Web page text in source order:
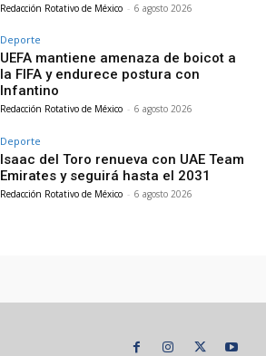
Redacción Rotativo de México - 6 agosto 2026
Deporte
UEFA mantiene amenaza de boicot a
la FIFA y endurece postura con
Infantino
Redacción Rotativo de México - 6 agosto 2026
Deporte
Isaac del Toro renueva con UAE Team
Emirates y seguirá hasta el 2031
Redacción Rotativo de México - 6 agosto 2026